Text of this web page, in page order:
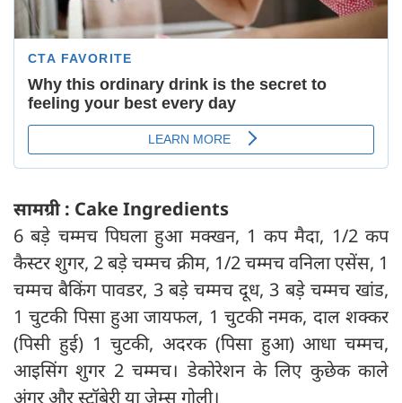
सामग्री : Cake Ingredients
6 बड़े चम्मच पिघला हुआ मक्खन, 1 कप मैदा, 1/2 कप
कैस्टर शुगर, 2 बड़े चम्मच क्रीम, 1/2 चम्मच वनिला एसेंस, 1
चम्मच बैकिंग पावडर, 3 बड़े चम्मच दूध, 3 बड़े चम्मच खांड,
1 चुटकी पिसा हुआ जायफल, 1 चुटकी नमक, दाल शक्कर
(पिसी हुई) 1 चुटकी, अदरक (पिसा हुआ) आधा चम्मच,
आइसिंग शुगर 2 चम्मच। डेकोरेशन के लिए कुछेक काले
अंगूर और स्ट्रॉबेरी या जेम्स गोली।